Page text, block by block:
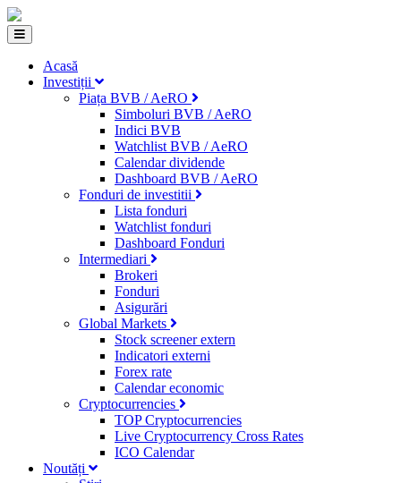
Acasă
Investiții
Piața BVB / AeRO
Simboluri BVB / AeRO
Indici BVB
Watchlist BVB / AeRO
Calendar dividende
Dashboard BVB / AeRO
Fonduri de investitii
Lista fonduri
Watchlist fonduri
Dashboard Fonduri
Intermediari
Brokeri
Fonduri
Asigurări
Global Markets
Stock screener extern
Indicatori externi
Forex rate
Calendar economic
Cryptocurrencies
TOP Cryptocurrencies
Live Cryptocurrency Cross Rates
ICO Calendar
Noutăți